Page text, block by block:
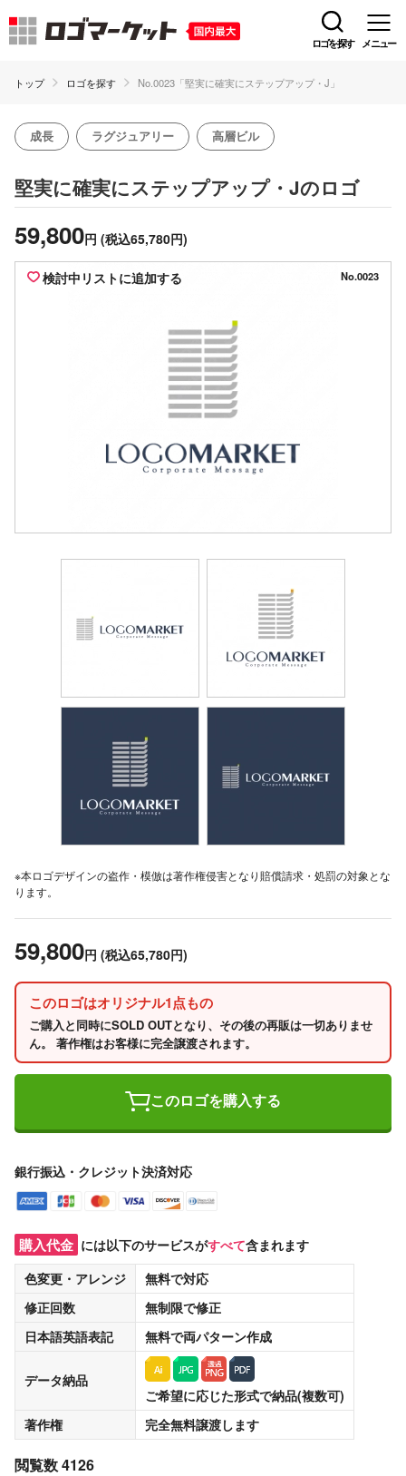
ロゴを探す メニュー
トップ ロゴを探す No.0023「堅実に確実にステップアップ・J」
成長 ラグジュアリー 高層ビル
堅実に確実にステップアップ・Jのロゴ
59,800円 (税込65,780円)
検討中リストに追加する No.0023
※本ロゴデザインの盗作・模倣は著作権侵害となり賠償請求・処罰の対象とな
ります。
59,800円 (税込65,780円)
このロゴはオリジナル1点もの
ご購入と同時にSOLD OUTとなり、その後の再販は一切ありませ
ん。 著作権はお客様に完全譲渡されます。
このロゴを購入する
銀行振込・クレジット決済対応
購入代金 には以下のサービスがすべて含まれます
色変更・アレンジ
無料で対応
修正回数
無制限で修正
日本語英語表記
無料で両パターン作成
データ納品
ご希望に応じた形式で納品(複数可)
著作権
完全無料譲渡します
閲覧数 4126